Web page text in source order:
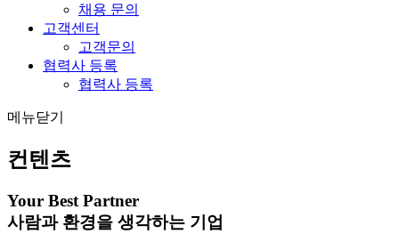
채용 문의
고객센터
고객문의
협력사 등록
협력사 등록
메뉴닫기
컨텐츠
Your Best Partner
사람과 환경을 생각하는 기업